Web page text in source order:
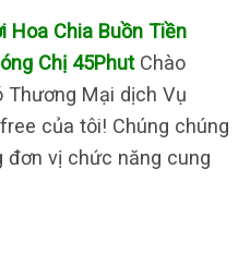
Hoa Chia Buồn Tiền
Chị 45Phut Chào
Thương Mại dịch Vụ
của tôi! Chúng chúng
đơn vị chức năng cung